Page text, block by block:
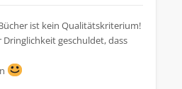
ist kein Qualitätskriterium!
Dringlichkeit geschuldet, dass